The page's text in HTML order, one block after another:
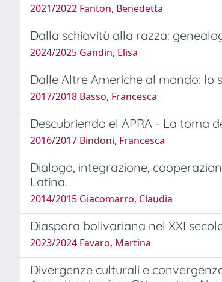
2021/2022 Fanton, Benedetta
Dalla schiavitù alla razza:
2024/2025 Gandin, Elisa
Dalle Altre Americhe al mondo: lo
2017/2018 Basso, Francesca
Descubriendo el APRA - La toma
2016/2017 Bindoni, Francesca
Dialogo, integrazione,
Latina.
2014/2015 Giacomarro, Claudia
Diaspora bolivariana nel XXI
2023/2024 Favaro, Martina
Divergenze culturali e